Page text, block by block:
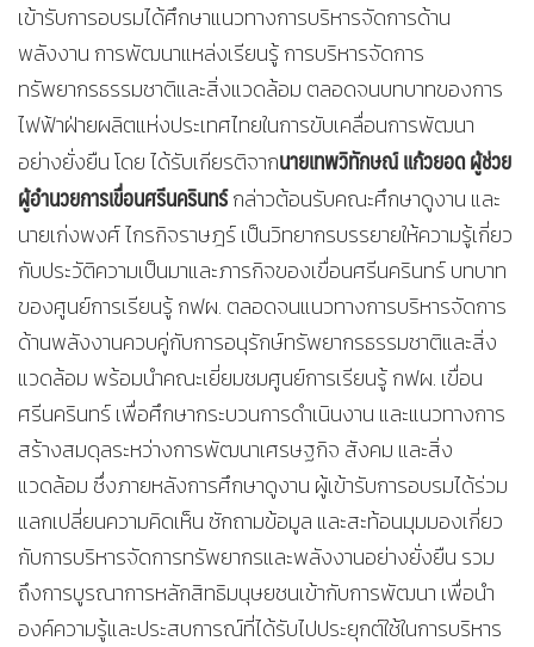
เข้ารับการอบรมได้ศึกษาแนวทางการบริหารจัดการด้าน
พลังงาน การพัฒนาแหล่งเรียนรู้ การบริหารจัดการ
ทรัพยากรธรรมชาติและสิ่งแวดล้อม ตลอดจนบทบาทของการ
ไฟฟ้าฝ่ายผลิตแห่งประเทศไทยในการขับเคลื่อนการพัฒนา
อย่างยั่งยืน โดย ได้รับเกียรติจากนายเทพวิทักษณ์ แก้วยอด ผู้ช่วย
ผู้อำนวยการเขื่อนศรีนครินทร์กล่าวต้อนรับคณะศึกษาดูงาน และ
นายเก่งพงศ์ ไกรกิจราษฎร์ เป็นวิทยากรบรรยายให้ความรู้เกี่ยว
กับประวัติความเป็นมาและภารกิจของเขื่อนศรีนครินทร์ บทบาท
ของศูนย์การเรียนรู้ กฟผ. ตลอดจนแนวทางการบริหารจัดการ
ด้านพลังงานควบคู่กับการอนุรักษ์ทรัพยากรธรรมชาติและสิ่ง
แวดล้อม พร้อมนำคณะเยี่ยมชมศูนย์การเรียนรู้ กฟผ. เขื่อน
ศรีนครินทร์ เพื่อศึกษากระบวนการดำเนินงาน และแนวทางการ
สร้างสมดุลระหว่างการพัฒนาเศรษฐกิจ สังคม และสิ่ง
แวดล้อม ซึ่งภายหลังการศึกษาดูงาน ผู้เข้ารับการอบรมได้ร่วม
แลกเปลี่ยนความคิดเห็น ซักถามข้อมูล และสะท้อนมุมมองเกี่ยว
กับการบริหารจัดการทรัพยากรและพลังงานอย่างยั่งยืน รวม
ถึงการบูรณาการหลักสิทธิมนุษยชนเข้ากับการพัฒนา เพื่อนำ
องค์ความรู้และประสบการณ์ที่ได้รับไปประยุกต์ใช้ในการบริหาร